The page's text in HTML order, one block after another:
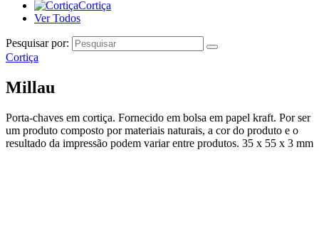
Cortiça
Ver Todos
Pesquisar por:
Cortiça
Millau
Porta-chaves em cortiça. Fornecido em bolsa em papel kraft. Por ser
um produto composto por materiais naturais, a cor do produto e o
resultado da impressão podem variar entre produtos. 35 x 55 x 3 mm